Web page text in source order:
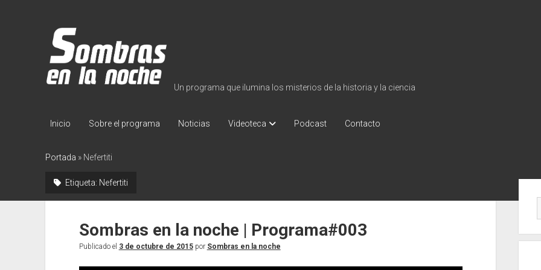
Sombras
en
la
noche
Un programa que ilumina los misterios de la historia y la ciencia
Inicio Sobre el programa Noticias Videoteca Podcast Contacto
Portada » Nefertiti
Etiqueta: Nefertiti
Sombras en la noche | Programa#003
Publicado el 3 de octubre de 2015por Sombras en la noche